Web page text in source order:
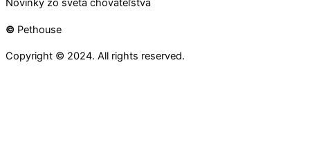
Novinky zo sveta chovateľstva
© Pethouse
Copyright © 2024. All rights reserved.